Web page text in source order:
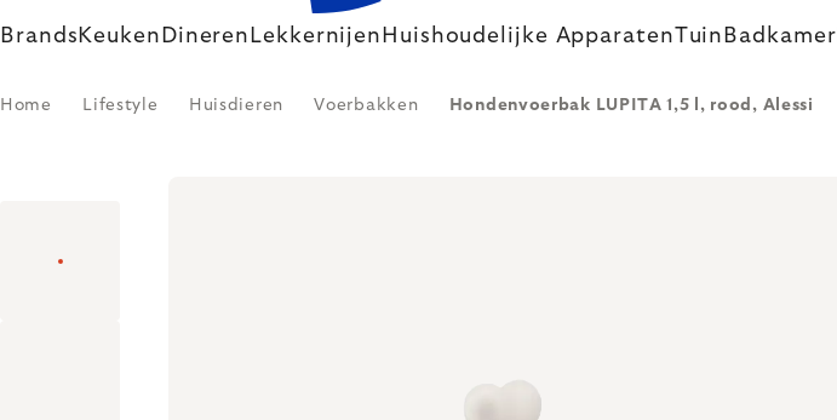
Brands Keuken Dineren Lekkernijen Huishoudelijke ApparatenTuin Badkamer
Home Lifestyle Huisdieren Voerbakken Hondenvoerbak LUPITA 1,5 l, rood, Alessi